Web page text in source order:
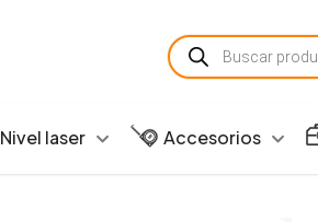
Búsqueda
de
productos
Nivel laser Accesorios